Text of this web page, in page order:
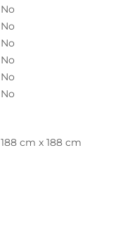
No
No
No
No
No
No
188 cm x 188 cm